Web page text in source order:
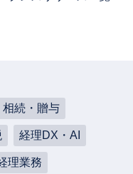
相続・贈与
経理DX・AI
理業務